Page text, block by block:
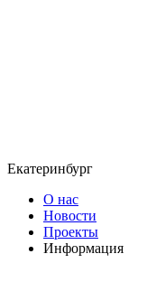
Екатеринбург
О нас
Новости
Проекты
Информация